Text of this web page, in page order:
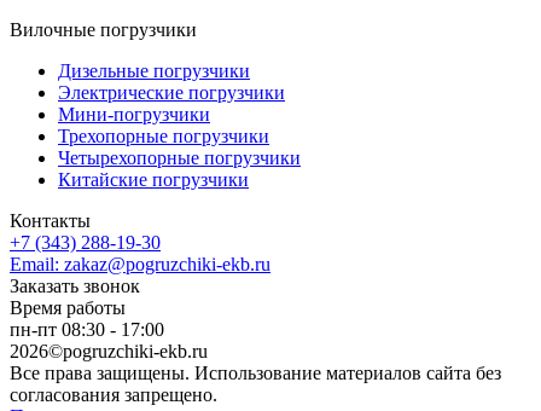
Вилочные погрузчики
Дизельные погрузчики
Электрические погрузчики
Мини-погрузчики
Трехопорные погрузчики
Четырехопорные погрузчики
Китайские погрузчики
Контакты
+7 (343) 288-19-30
Email: zakaz@pogruzchiki-ekb.ru
Заказать звонок
Время работы
пн-пт 08:30 - 17:00
2026©pogruzchiki-ekb.ru
Все права защищены. Использование материалов сайта без
согласования запрещено.